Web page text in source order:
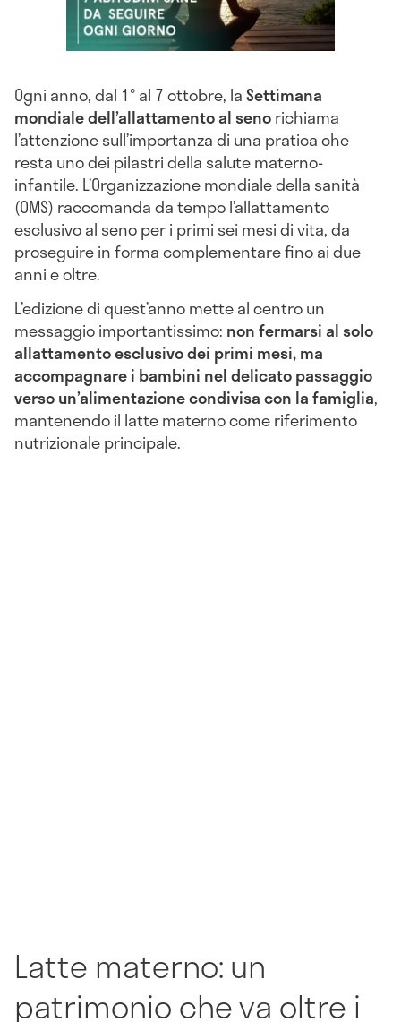
Ogni anno, dal 1° al 7 ottobre, laSettimana
mondiale dell’allattamento al senorichiama
l’attenzione sull’importanza di una pratica che
resta uno dei pilastri della salute materno-
infantile. L’Organizzazione mondiale della sanità
(OMS) raccomanda da tempo l’allattamento
esclusivo al seno per i primi sei mesi di vita, da
proseguire in forma complementare fino ai due
anni e oltre.
L’edizione di quest’anno mette al centro un
messaggio importantissimo: non fermarsi al solo
allattamento esclusivo dei primi mesi, ma
accompagnare i bambini nel delicato passaggio
verso un’alimentazione condivisa con la famiglia,
mantenendo il latte materno come riferimento
nutrizionale principale.
Latte materno: un
patrimonio che va oltre i